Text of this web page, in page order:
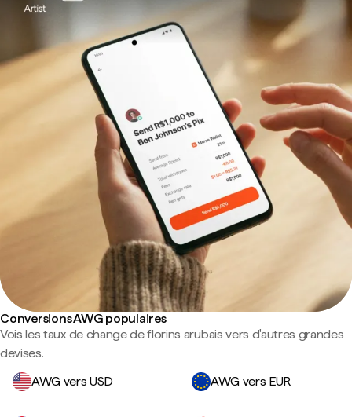
Conversions AWG populaires
Vois les taux de change de florins arubais vers d'autres grandes
devises.
AWG vers USD
AWG vers EUR